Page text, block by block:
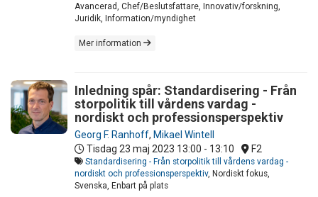
Avancerad, Chef/Beslutsfattare, Innovativ/forskning,
Juridik, Information/myndighet
Mer information
Inledning spår: Standardisering - Från
storpolitik till vårdens vardag -
nordiskt och professionsperspektiv
Georg F. Ranhoff, Mikael Wintell
Tisdag 23 maj 2023 13:00 - 13:10 F2
Standardisering - Från storpolitik till vårdens vardag -
nordiskt och professionsperspektiv, Nordiskt fokus,
Svenska, Enbart på plats